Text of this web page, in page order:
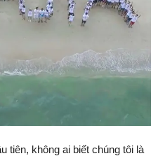
tiên, không ai biết chúng tôi là